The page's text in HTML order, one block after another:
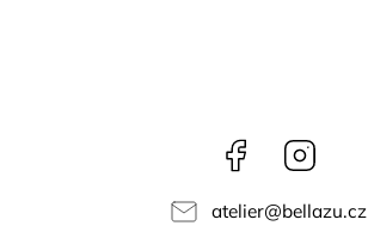
Facebook
atelier@bellazu.cz